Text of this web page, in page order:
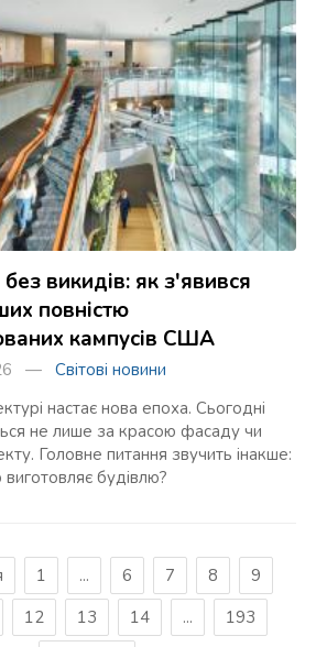
без викидів: як з'явився
повністю
кампусів США
— Світові новини
настає нова епоха. Сьогодні
не лише за красою фасаду чи
Головне питання звучить інакше:
виготовляє будівлю?
1 ... 6 7 8
9
12 13 14 ...
193